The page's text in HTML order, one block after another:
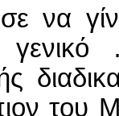
να
του